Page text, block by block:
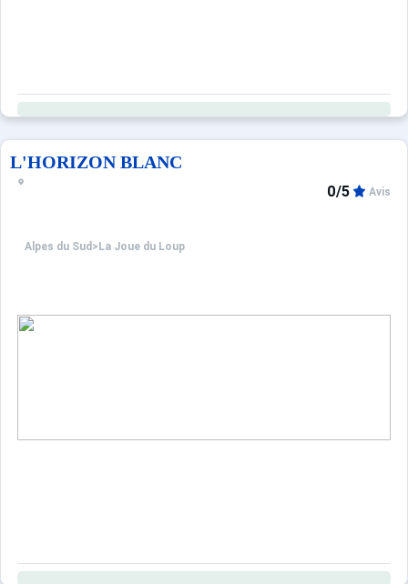
L'HORIZON BLANC
Alpes du Sud > La Joue du Loup
0/5 Avis